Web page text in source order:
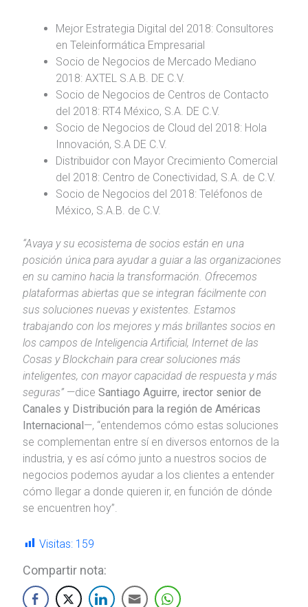
Mejor Estrategia Digital del 2018: Consultores
en Teleinformática Empresarial
Socio de Negocios de Mercado Mediano
2018: AXTEL S.A.B. DE C.V.
Socio de Negocios de Centros de Contacto
del 2018: RT4 México, S.A. DE C.V.
Socio de Negocios de Cloud del 2018: Hola
Innovación, S.A DE C.V.
Distribuidor con Mayor Crecimiento Comercial
del 2018: Centro de Conectividad, S.A. de C.V.
Socio de Negocios del 2018: Teléfonos de
México, S.A.B. de C.V.
“Avaya y su ecosistema de socios están en una
posición única para ayudar a guiar a las organizaciones
en su camino hacia la transformación. Ofrecemos
plataformas abiertas que se integran fácilmente con
sus soluciones nuevas y existentes. Estamos
trabajando con los mejores y más brillantes socios en
los campos de Inteligencia Artificial, Internet de las
Cosas y Blockchain para crear soluciones más
inteligentes, con mayor capacidad de respuesta y más
seguras”—dice Santiago Aguirre, irector senior de
Canales y Distribución para la región de Américas
Internacional—, “entendemos cómo estas soluciones
se complementan entre sí en diversos entornos de la
industria, y es así cómo junto a nuestros socios de
negocios podemos ayudar a los clientes a entender
cómo llegar a donde quieren ir, en función de dónde
se encuentren hoy”.
Visitas: 159
Compartir nota: